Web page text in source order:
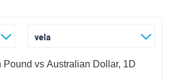
vela
Pound vs Australian Dollar, 1D